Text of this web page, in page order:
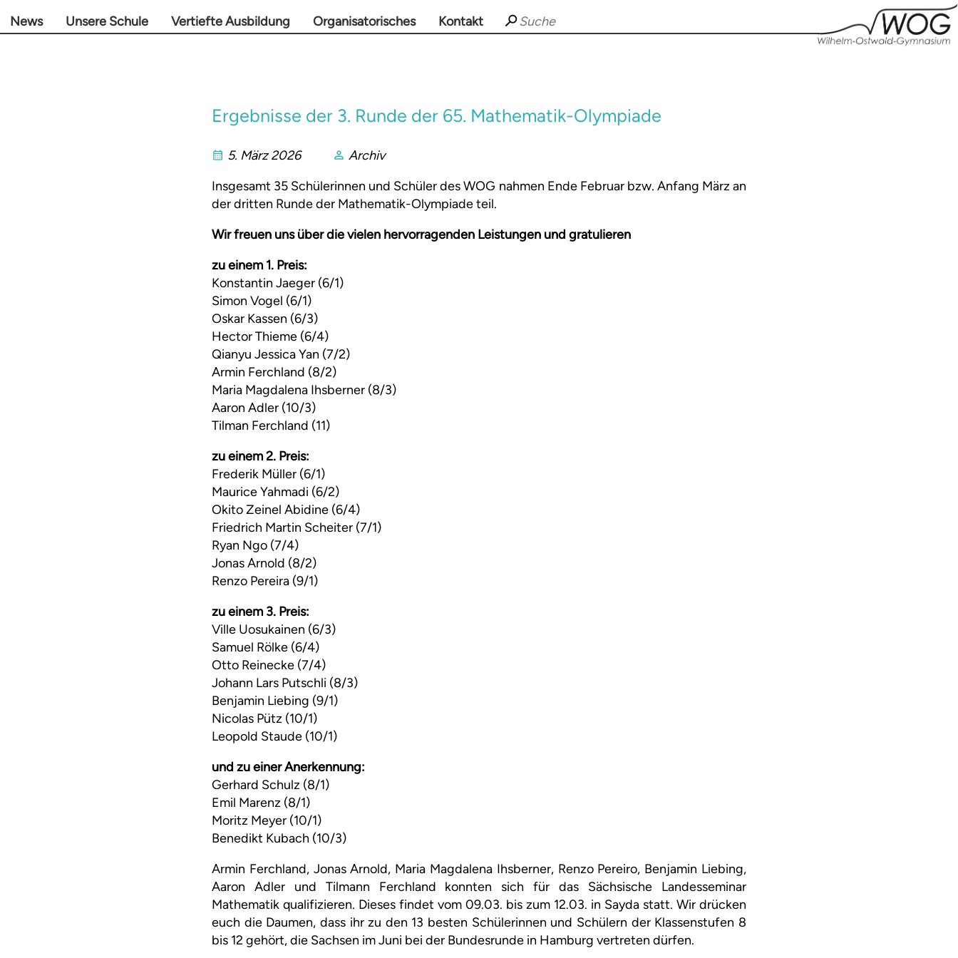
News Unsere Schule Vertiefte Ausbildung Organisatorisches Kontakt
Ergebnisse der 3. Runde der 65. Mathematik-Olympiade
5. März 2026
Archiv
Insgesamt 35 Schülerinnen und Schüler des WOG nahmen Ende Februar bzw. Anfang März an
der dritten Runde der Mathematik-Olympiade teil.
Wir freuen uns über die vielen hervorragenden Leistungen und gratulieren
zu einem 1. Preis:
Konstantin Jaeger (6/1)
Simon Vogel (6/1)
Oskar Kassen (6/3)
Hector Thieme (6/4)
Qianyu Jessica Yan (7/2)
Armin Ferchland (8/2)
Maria Magdalena Ihsberner (8/3)
Aaron Adler (10/3)
Tilman Ferchland (11)
zu einem 2. Preis:
Frederik Müller (6/1)
Maurice Yahmadi (6/2)
Okito Zeinel Abidine (6/4)
Friedrich Martin Scheiter (7/1)
Ryan Ngo (7/4)
Jonas Arnold (8/2)
Renzo Pereira (9/1)
zu einem 3. Preis:
Ville Uosukainen (6/3)
Samuel Rölke (6/4)
Otto Reinecke (7/4)
Johann Lars Putschli (8/3)
Benjamin Liebing (9/1)
Nicolas Pütz (10/1)
Leopold Staude (10/1)
und zu einer Anerkennung:
Gerhard Schulz (8/1)
Emil Marenz (8/1)
Moritz Meyer (10/1)
Benedikt Kubach (10/3)
Armin Ferchland, Jonas Arnold, Maria Magdalena Ihsberner, Renzo Pereiro, Benjamin Liebing,
Aaron Adler und Tilmann Ferchland konnten sich für das Sächsische Landesseminar
Mathematik qualifizieren. Dieses findet vom 09.03. bis zum 12.03. in Sayda statt. Wir drücken
euch die Daumen, dass ihr zu den 13 besten Schülerinnen und Schülern der Klassenstufen 8
bis 12 gehört, die Sachsen im Juni bei der Bundesrunde in Hamburg vertreten dürfen.